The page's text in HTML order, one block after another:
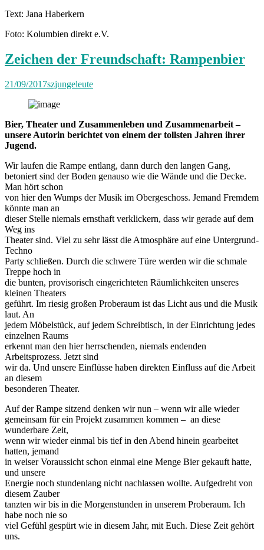
Text: Jana Haberkern
Foto: Kolumbien direkt e.V.
Zeichen der Freundschaft: Rampenbier
21/09/2017szjungeleute
Bier, Theater und Zusammenleben und Zusammenarbeit –
unsere Autorin berichtet von einem der tollsten Jahren ihrer
Jugend.
Wir laufen die Rampe entlang, dann durch den langen Gang,
betoniert sind der Boden genauso wie die Wände und die Decke.
Man hört schon
von hier den Wumps der Musik im Obergeschoss. Jemand Fremdem
könnte man an
dieser Stelle niemals ernsthaft verklickern, dass wir gerade auf dem
Weg ins
Theater sind. Viel zu sehr lässt die Atmosphäre auf eine Untergrund-
Techno
Party schließen. Durch die schwere Türe werden wir die schmale
Treppe hoch in
die bunten, provisorisch eingerichteten Räumlichkeiten unseres
kleinen Theaters
geführt. Im riesig großen Proberaum ist das Licht aus und die Musik
laut. An
jedem Möbelstück, auf jedem Schreibtisch, in der Einrichtung jedes
einzelnen Raums
erkennt man den hier herrschenden, niemals endenden
Arbeitsprozess. Jetzt sind
wir da. Und unsere Einflüsse haben direkten Einfluss auf die Arbeit
an diesem
besonderen Theater.
Auf der Rampe sitzend denken wir nun – wenn wir alle wieder
gemeinsam für ein Projekt zusammen kommen – an diese
wunderbare Zeit,
wenn wir wieder einmal bis tief in den Abend hinein gearbeitet
hatten, jemand
in weiser Voraussicht schon einmal eine Menge Bier gekauft hatte,
und unsere
Energie noch stundenlang nicht nachlassen wollte. Aufgedreht von
diesem Zauber
tanzten wir bis in die Morgenstunden in unserem Proberaum. Ich
habe noch nie so
viel Gefühl gespürt wie in diesem Jahr, mit Euch. Diese Zeit gehört
uns.